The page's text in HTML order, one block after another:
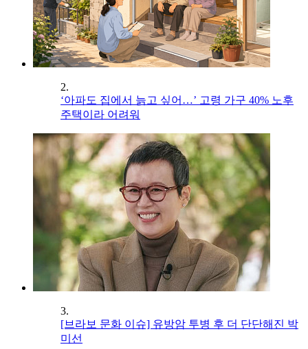
2.
‘아파도 집에서 늙고 싶어…’ 고령 가구 40% 노후
주택이라 어려워
3.
[브라보 문화 이슈] 유방암 투병 후 더 단단해진 박
미선